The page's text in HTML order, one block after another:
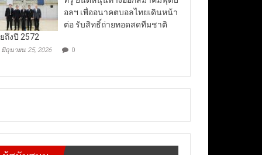
อลฯ เพื่ออนาคตบอลไทยเดินหน้า
ต่อ รับสิทธิ์ถ่ายทอดสดทีมชาติ
ถึงปี 2572
มิถุนายน 25, 2026 0